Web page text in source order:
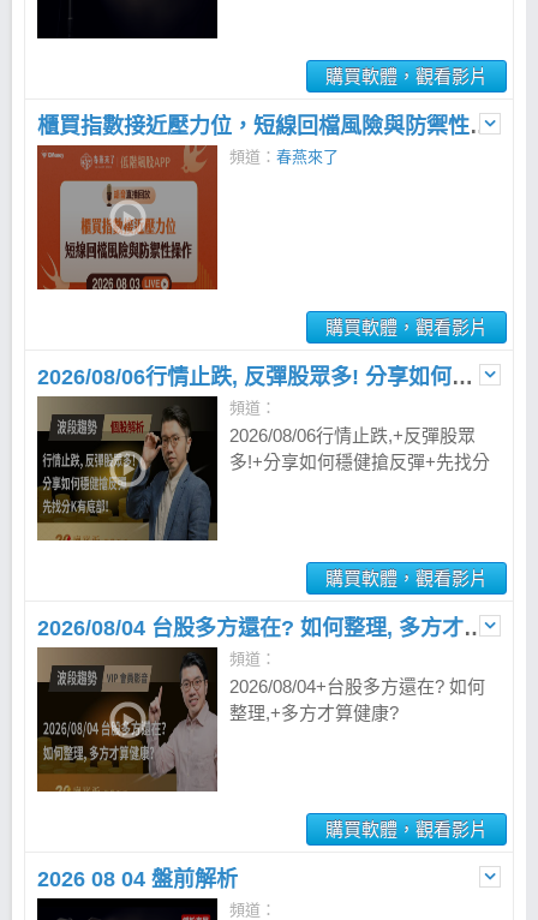
購買軟體，觀看影片
櫃買指數接近壓力位，短線回檔風險與防禦性操作 | 2026.08.03
頻道： 春燕來了
購買軟體，觀看影片
2026/08/06行情止跌, 反彈股眾多! 分享如何穩健搶反彈 先找分K有底部
頻道：
2026/08/06行情止跌,+反彈股眾
多!+分享如何穩健搶反彈+先找分
購買軟體，觀看影片
2026/08/04 台股多方還在? 如何整理, 多方才算健康?
頻道：
2026/08/04+台股多方還在? 如何
整理,+多方才算健康?
購買軟體，觀看影片
2026 08 04 盤前解析
頻道：